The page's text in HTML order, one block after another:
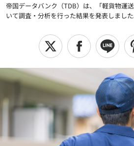
帝国データバンク（TDB）は、「軽貨物運
いて調査・分析を行った結果を発表しました